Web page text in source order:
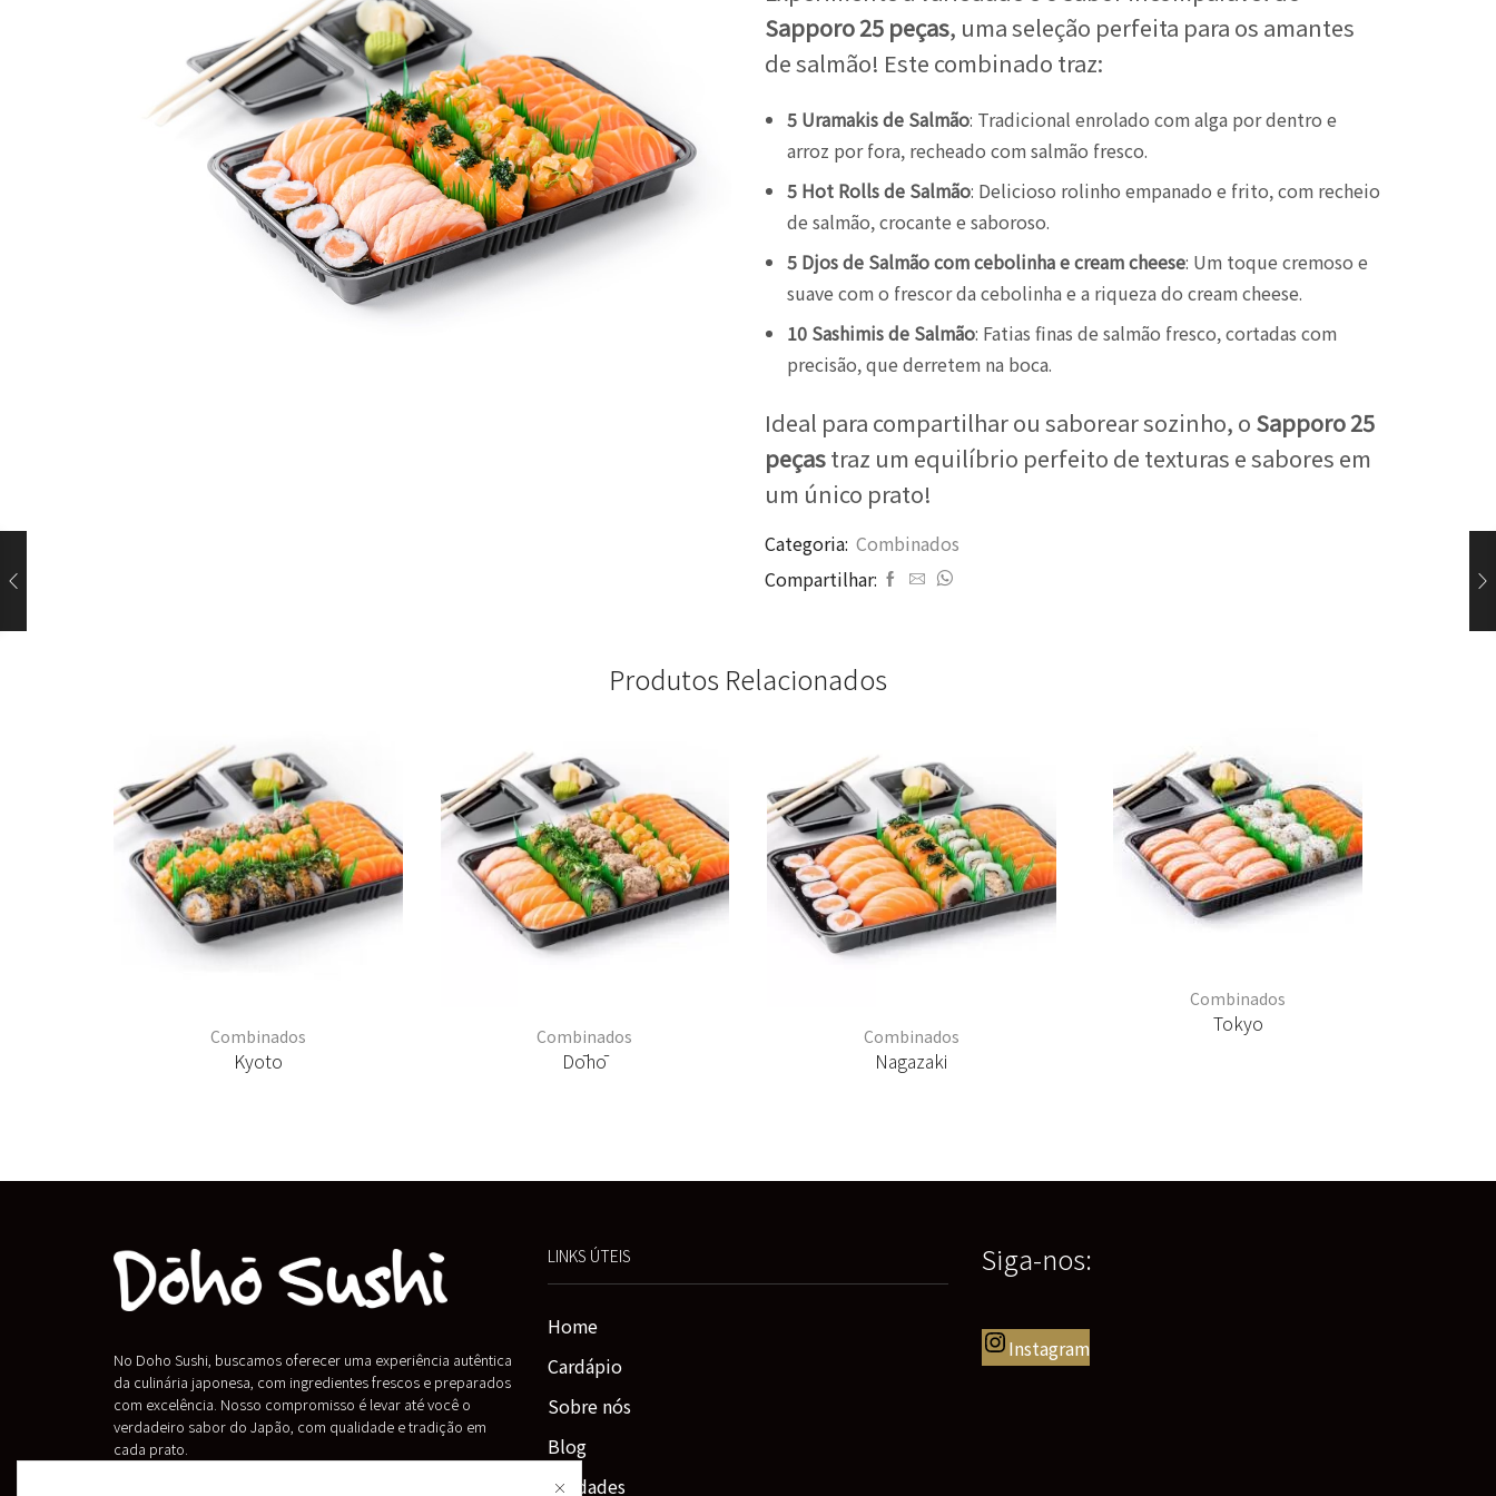
Sapporo 25 peças, uma seleção perfeita para os amantes
de salmão! Este combinado traz:
5 Uramakis de Salmão: Tradicional enrolado com alga por dentro e
arroz por fora, recheado com salmão fresco.
5 Hot Rolls de Salmão: Delicioso rolinho empanado e frito, com recheio
de salmão, crocante e saboroso.
5 Djos de Salmão com cebolinha e cream cheese: Um toque cremoso e
suave com o frescor da cebolinha e a riqueza do cream cheese.
10 Sashimis de Salmão: Fatias finas de salmão fresco, cortadas com
precisão, que derretem na boca.
Ideal para compartilhar ou saborear sozinho, o Sapporo 25
peçastraz um equilíbrio perfeito de texturas e sabores em
um único prato!
Categoria: Combinados
Compartilhar:
Produtos Relacionados
Combinados
Kyoto
Combinados
Dōhō
Combinados
Nagazaki
Combinados
Tokyo
No Doho Sushi, buscamos oferecer uma experiência autêntica
da culinária japonesa, com ingredientes frescos e preparados
com excelência. Nosso compromisso é levar até você o
verdadeiro sabor do Japão, com qualidade e tradição em
cada prato.
LINKS ÚTEIS
Home
Cardápio
Sobre nós
Blog
Unidades
Siga-nos:
Instagram